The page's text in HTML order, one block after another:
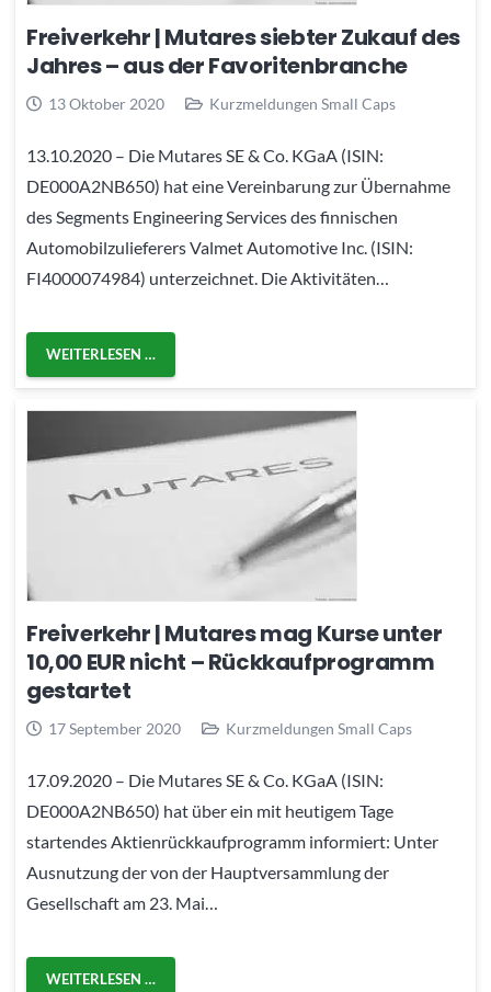
Freiverkehr | Mutares siebter Zukauf des
Jahres – aus der Favoritenbranche
13 Oktober 2020 Kurzmeldungen Small Caps
13.10.2020 – Die Mutares SE & Co. KGaA (ISIN:
DE000A2NB650) hat eine Vereinbarung zur Übernahme
des Segments Engineering Services des finnischen
Automobilzulieferers Valmet Automotive Inc. (ISIN:
FI4000074984) unterzeichnet. Die Aktivitäten…
WEITERLESEN …
Freiverkehr | Mutares mag Kurse unter
10,00 EUR nicht – Rückkaufprogramm
gestartet
17 September 2020 Kurzmeldungen Small Caps
17.09.2020 – Die Mutares SE & Co. KGaA (ISIN:
DE000A2NB650) hat über ein mit heutigem Tage
startendes Aktienrückkaufprogramm informiert: Unter
Ausnutzung der von der Hauptversammlung der
Gesellschaft am 23. Mai…
WEITERLESEN …